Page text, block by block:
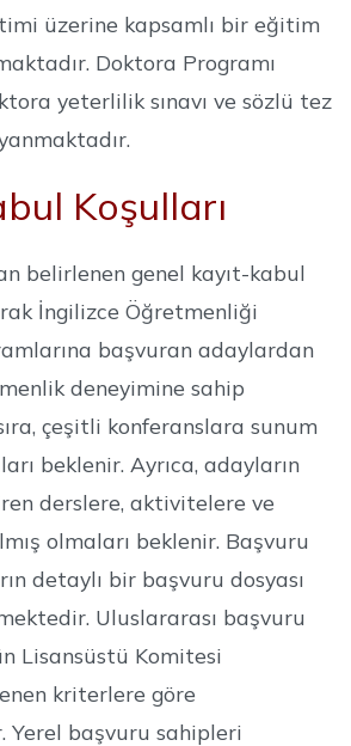
üzerine kapsamlı bir eğitim
Doktora Programı
yeterlilik sınavı ve sözlü tez
Koşulları
belirlenen genel kayıt-kabul
İngilizce Öğretmenliği
başvuran adaylardan
deneyimine sahip
çeşitli konferanslara sunum
beklenir. Ayrıca, adayların
derslere, aktivitelere ve
olmaları beklenir. Başvuru
detaylı bir başvuru dosyası
Uluslararası başvuru
Lisansüstü Komitesi
kriterlere göre
Yerel başvuru sahipleri